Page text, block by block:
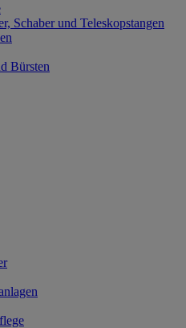
Schaber und Teleskopstangen
Bürsten